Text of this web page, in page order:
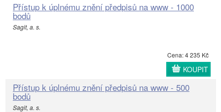
Přístup k úplnému znění předpisů na www - 1000
bodů
Sagit, a. s.
Cena: 4 235 Kč
KOUPIT
Přístup k úplnému znění předpisů na www - 500
bodů
Sagit, a. s.